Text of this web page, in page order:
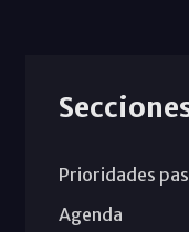
Prioridades
Agenda